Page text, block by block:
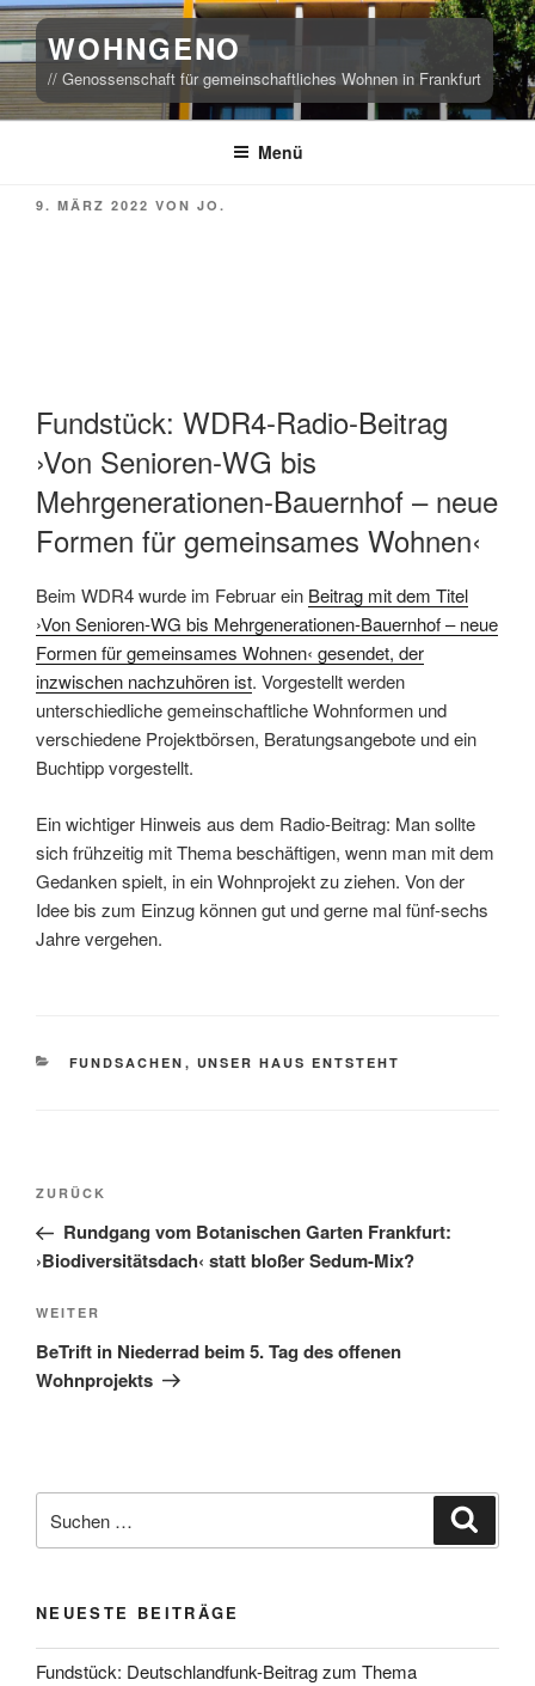
Zum
Inhalt
springen
WOHNGENO
// Genossenschaft für gemeinschaftliches Wohnen in Frankfurt
Menü
VERÖFFENTLICHT
9. MÄRZ 2022 VON JO.
Fundstück: WDR4-Radio-Beitrag
›Von Senioren-WG bis
Mehrgenerationen-Bauernhof – neue
Formen für gemeinsames Wohnen‹
Beim WDR4 wurde im Februar ein Beitrag mit dem Titel
›Von Senioren-WG bis Mehrgenerationen-Bauernhof – neue
Formen für gemeinsames Wohnen‹ gesendet, der
inzwischen nachzuhören ist. Vorgestellt werden
unterschiedliche gemeinschaftliche Wohnformen und
verschiedene Projektbörsen, Beratungsangebote und ein
Buchtipp vorgestellt.
Ein wichtiger Hinweis aus dem Radio-Beitrag: Man sollte
sich frühzeitig mit Thema beschäftigen, wenn man mit dem
Gedanken spielt, in ein Wohnprojekt zu ziehen. Von der
Idee bis zum Einzug können gut und gerne mal fünf-sechs
Jahre vergehen.
KATEGORIEN
FUNDSACHEN , UNSER HAUS ENTSTEHT
Beitragsnavigation
Vorheriger
Beitrag
ZURÜCK
Rundgang vom Botanischen Garten Frankfurt:
›Biodiversitätsdach‹ statt bloßer Sedum-Mix?
Nächster
Beitrag
WEITER
BeTrift in Niederrad beim 5. Tag des offenen
Wohnprojekts
nach:
NEUESTE BEITRÄGE
Fundstück: Deutschlandfunk-Beitrag zum Thema